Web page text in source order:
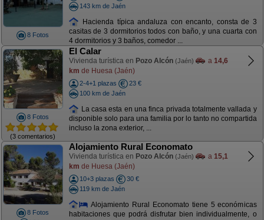
8 Fotos
143 km de Jaén
Hacienda típica andaluza con encanto, consta de 3
casitas de 3 dormitorios todos con baño, y una cuarta con
4 dormitorios y 3 baños, comedor ...
8 Fotos
(3 comentarios)
El Calar
Vivienda turística en Pozo Alcón (Jaén) a 14,6
km de Huesa (Jaén)
2-4+1 plazas
23 €
100 km de Jaén
La casa esta en una finca privada totalmente vallada y
disponible solo para una familia por lo tanto no compartida
incluso la zona exterior, ...
8 Fotos
Alojamiento Rural Economato
Vivienda turística en Pozo Alcón (Jaén) a 15,1
km de Huesa (Jaén)
10+3 plazas
30 €
119 km de Jaén
Alojamiento Rural Economato tiene 5 económicas
habitaciones que podrá disfrutar bien individualmente, o